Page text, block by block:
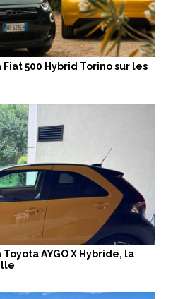
500 Hybrid Torino sur les
AYGO X Hybride, la